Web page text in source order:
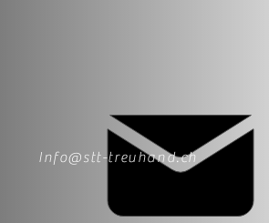
Info@stt-treuhand.ch